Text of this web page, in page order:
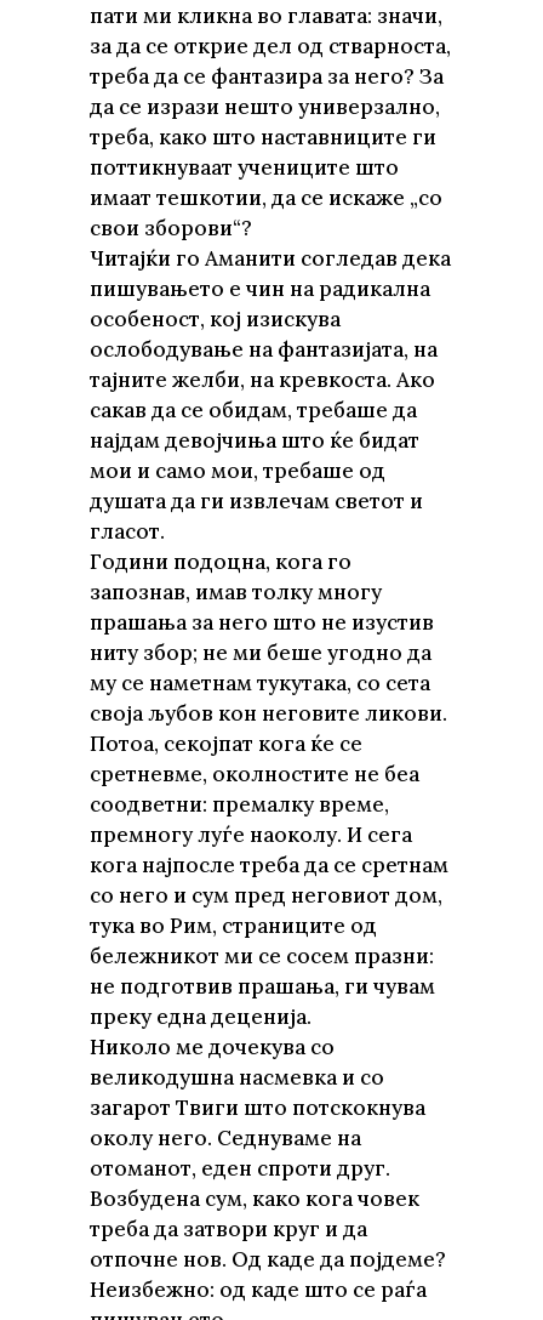
пати ми кликна во главата: значи,
за да се открие дел од стварноста,
треба да се фантазира за него? За
да се изрази нешто универзално,
треба, како што наставниците ги
поттикнуваат учениците што
имаат тешкотии, да се искаже „со
свои зборови“?
Читајќи го Аманити согледав дека
пишувањето е чин на радикална
особеност, кој изискува
ослободување на фантазијата, на
тајните желби, на кревкоста. Ако
сакав да се обидам, требаше да
најдам девојчиња што ќе бидат
мои и само мои, требаше од
душата да ги извлечам светот и
гласот.
Години подоцна, кога го
запознав, имав толку многу
прашања за него што не изустив
ниту збор; не ми беше угодно да
му се наметнам тукутака, со сета
своја љубов кон неговите ликови.
Потоа, секојпат кога ќе се
сретневме, околностите не беа
соодветни: премалку време,
премногу луѓе наоколу. И сега
кога најпосле треба да се сретнам
со него и сум пред неговиот дом,
тука во Рим, страниците од
бележникот ми се сосем празни:
не подготвив прашања, ги чувам
преку една деценија.
Николо ме дочекува со
великодушна насмевка и со
загарот Твиги што потскокнува
околу него. Седнуваме на
отоманот, еден спроти друг.
Возбудена сум, како кога човек
треба да затвори круг и да
отпочне нов. Од каде да појдеме?
Неизбежно: од каде што се раѓа